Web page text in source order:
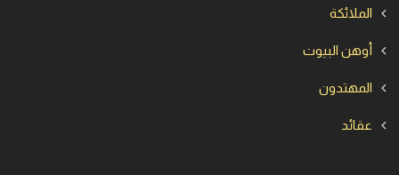
الملائكة
أوهن البيوت
المهتدون
عقائد